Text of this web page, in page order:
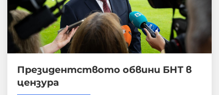
Президентството обвини БНТ в
цензура